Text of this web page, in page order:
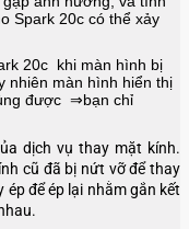
Spark 20c có thể xảy
20c khi màn hình bị
nhiên màn hình hiển thị
được ⇒bạn chỉ
dịch vụ thay mặt kính.
cũ đã bị nứt vỡ để thay
để ép lại nhằm gắn kết